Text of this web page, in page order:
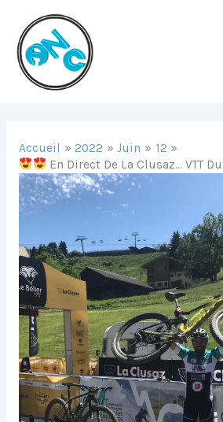
Contenu
Accueil 2022 Juin
12
En Direct De La Clusaz… VTT